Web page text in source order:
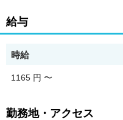
給与
時給
1165 円 〜
勤務地・アクセス